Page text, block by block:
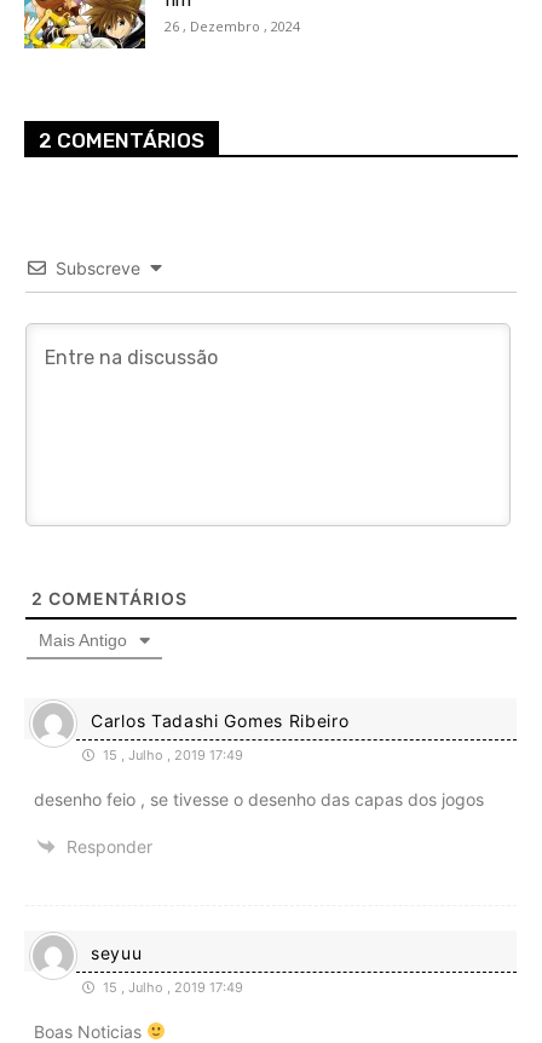
26 , Dezembro , 2024
2 COMENTÁRIOS
Subscreve
2 COMENTÁRIOS
Mais Antigo
Carlos Tadashi Gomes Ribeiro
15 , Julho , 2019 17:49
desenho feio , se tivesse o desenho das capas dos jogos
Responder
seyuu
15 , Julho , 2019 17:49
Boas Noticias